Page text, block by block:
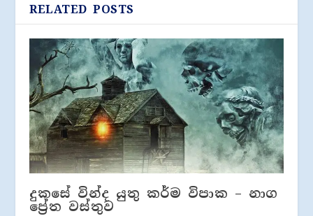
RELATED POSTS
දුකසේ වින්ද යුතු කර්ම විපාක – නාග
ප්‍රේත වස්තුව